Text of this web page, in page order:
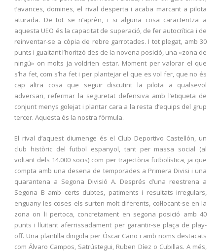
t’avances, domines, el rival desperta i acaba marcant a pilota
aturada. De tot se n’aprèn, i si alguna cosa caracteritza a
aquesta UEO és la capacitat de superació, de fer autocrítica i de
reinventar-se a còpia de rebre garrotades. I tot plegat, amb 30
punts i guaitant l’horitzó des de la novena posició, una «zona de
ningú» on molts ja voldrien estar. Moment per valorar el que
s’ha fet, com s’ha fet i per plantejar el que es vol fer, que no és
cap altra cosa que seguir discutint la pilota a qualsevol
adversari, refermar la seguretat defensiva amb l’etiqueta de
conjunt menys golejat i plantar cara a la resta d’equips del grup
tercer. Aquesta és la nostra fòrmula.
El rival d’aquest diumenge és el Club Deportivo Castellón, un
club històric del futbol espanyol, tant per massa social (al
voltant dels 14.000 socis) com per trajectòria futbolística, ja que
compta amb una desena de temporades a Primera Divisi i una
quarantena a Segona Divisió A. Després d’una reestrena a
Segona B amb certs dubtes, patiments i resultats irregulars,
enguany les coses els surten molt diferents, col·locant-se en la
zona on li pertoca, concretament en segona posició amb 40
punts i lluitant aferrissadament per garantir-se plaça de play-
off. Una plantilla dirigida per Óscar Cano i amb noms destacats
com Álvaro Campos, Satrústegui, Ruben Díez o Cubillas. A més,